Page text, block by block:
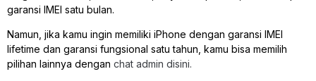
garansi IMEI satu bulan.
Namun, jika kamu ingin memiliki iPhone dengan garansi IMEI
lifetime dan garansi fungsional satu tahun, kamu bisa memilih
pilihan lainnya dengan chat admin disini.